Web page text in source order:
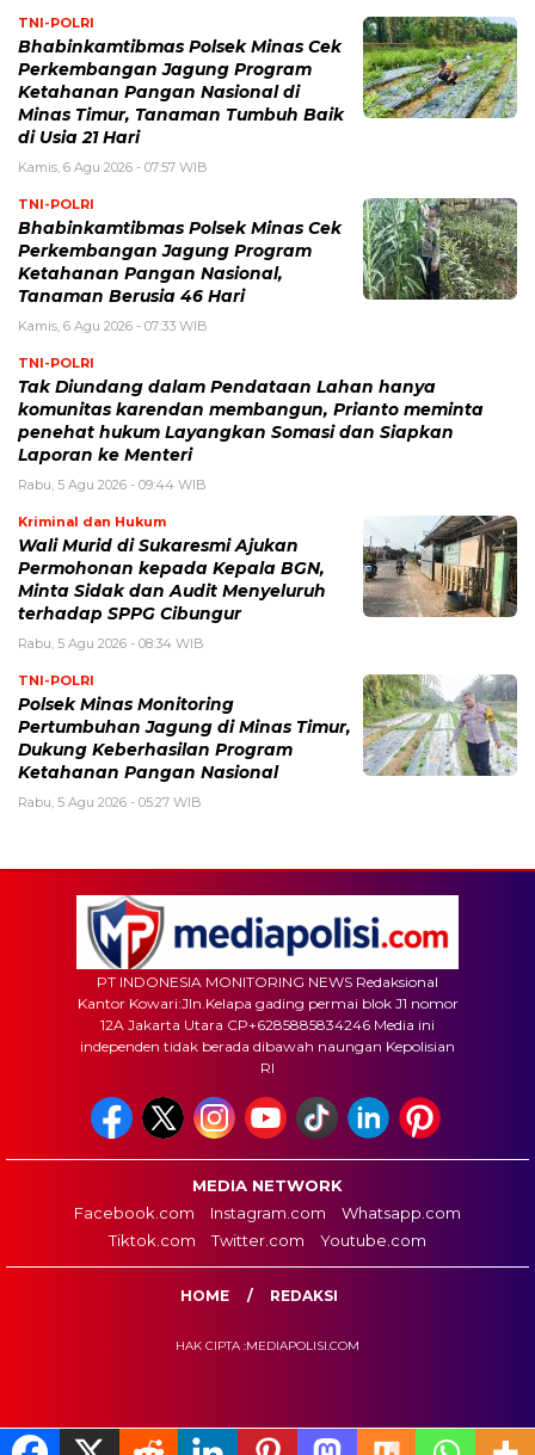
TNI-POLRI
Bhabinkamtibmas Polsek Minas Cek
Perkembangan Jagung Program
Ketahanan Pangan Nasional di
Minas Timur, Tanaman Tumbuh Baik
di Usia 21 Hari
Kamis, 6 Agu 2026 - 07:57 WIB
TNI-POLRI
Bhabinkamtibmas Polsek Minas Cek
Perkembangan Jagung Program
Ketahanan Pangan Nasional,
Tanaman Berusia 46 Hari
Kamis, 6 Agu 2026 - 07:33 WIB
TNI-POLRI
Tak Diundang dalam Pendataan Lahan hanya
komunitas karendan membangun, Prianto meminta
penehat hukum Layangkan Somasi dan Siapkan
Laporan ke Menteri
Rabu, 5 Agu 2026 - 09:44 WIB
Kriminal dan Hukum
Wali Murid di Sukaresmi Ajukan
Permohonan kepada Kepala BGN,
Minta Sidak dan Audit Menyeluruh
terhadap SPPG Cibungur
Rabu, 5 Agu 2026 - 08:34 WIB
TNI-POLRI
Polsek Minas Monitoring
Pertumbuhan Jagung di Minas Timur,
Dukung Keberhasilan Program
Ketahanan Pangan Nasional
Rabu, 5 Agu 2026 - 05:27 WIB
PT INDONESIA MONITORING NEWS Redaksional
Kantor Kowari:Jln.Kelapa gading permai blok J1 nomor
12A Jakarta Utara CP+6285885834246 Media ini
independen tidak berada dibawah naungan Kepolisian
RI
MEDIA NETWORK
Facebook.com
Instagram.com
Whatsapp.com
Tiktok.com
Twitter.com Youtube.com
HOME REDAKSI
HAK CIPTA :MEDIAPOLISI.COM